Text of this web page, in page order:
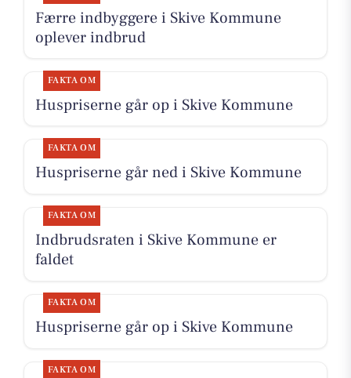
Færre indbyggere i Skive Kommune
oplever indbrud
FAKTA OM
Huspriserne går op i Skive Kommune
FAKTA OM
Huspriserne går ned i Skive Kommune
FAKTA OM
Indbrudsraten i Skive Kommune er
faldet
FAKTA OM
Huspriserne går op i Skive Kommune
FAKTA OM